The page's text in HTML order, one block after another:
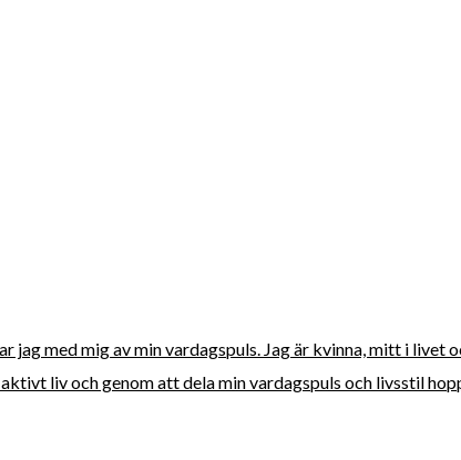
jag med mig av min vardagspuls. Jag är kvinna, mitt i
liv och genom att dela min vardagspuls och livsstil